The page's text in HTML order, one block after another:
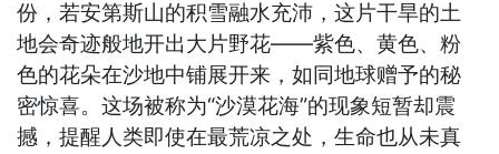
份，若安第斯山的积雪融水充沛，这片干旱的土
地会奇迹般地开出大片野花——紫色、黄色、粉
色的花朵在沙地中铺展开来，如同地球赠予的秘
密惊喜。这场被称为“沙漠花海”的现象短暂却震
撼，提醒人类即使在最荒凉之处，生命也从未真